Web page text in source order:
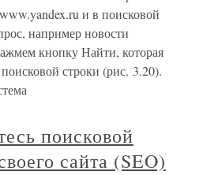
и в поисковой
например новости
кнопку Найти, которая
поисковой строки (рис. 3.20).
поисковой
сайта (SEO)